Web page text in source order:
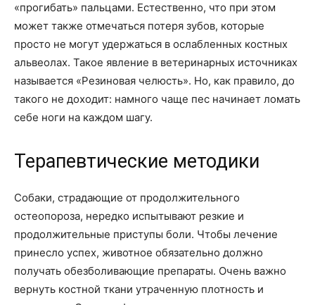
«прогибать» пальцами. Естественно, что при этом
может также отмечаться потеря зубов, которые
просто не могут удержаться в ослабленных костных
альвеолах. Такое явление в ветеринарных источниках
называется «Резиновая челюсть». Но, как правило, до
такого не доходит: намного чаще пес начинает ломать
себе ноги на каждом шагу.
Терапевтические методики
Собаки, страдающие от продолжительного
остеопороза, нередко испытывают резкие и
продолжительные приступы боли. Чтобы лечение
принесло успех, животное обязательно должно
получать обезболивающие препараты. Очень важно
вернуть костной ткани утраченную плотность и